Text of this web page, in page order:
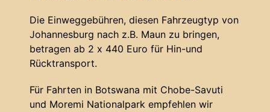
Die Einweggebühren, diesen Fahrzeugtyp von
Johannesburg nach z.B. Maun zu bringen,
betragen ab 2 x 440 Euro für Hin-und
Rücktransport.
Für Fahrten in Botswana mit Chobe-Savuti
und Moremi Nationalpark empfehlen wir